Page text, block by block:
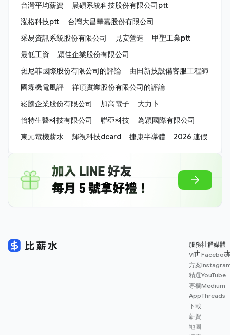
台灣平均薪資
晨碩系統科技股份有限公司ptt
泓格科技ptt
台灣大昌華嘉股份有限公司
采易資訊系統股份有限公司
見安營造
甲聖工業ptt
最低工資
穎佳企業股份有限公司
斑尼菲國際股份有限公司的評論
由田新技設備客服工程師
國霖機電風評
祥頂實業股份有限公司的評論
崧騰企業股份有限公司
加高電子
大力卜
怡特生醫科技有限公司
聯亞科技
為穎國際有限公司
東元電機薪水
輝視科技dcard 捷康半導體 2026 連假
服務
VIP
方案
精選
專欄
App
下載
薪資
地圖
社群媒體
YouTube
Medium
Threads